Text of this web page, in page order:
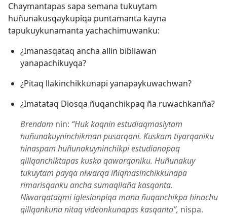
Chaymantapas sapa semana tukuytam
huñunakusqaykupiqa puntamanta kayna
tapukuykunamanta yachachimuwanku:
¿Imanasqataq ancha allin bibliawan
yanapachikuyqa?
¿Pitaq llakinchikkunapi yanapaykuwachwan?
¿Imatataq Diosqa ñuqanchikpaq ña ruwachkanña?
Brendam nin: “Huk kaqnin estudiaqmasiytam
huñunakuyninchikman pusarqani. Kuskam tiyarqaniku
hinaspam huñunakuyninchikpi estudianapaq
qillqanchiktapas kuska qawarqaniku. Huñunakuy
tukuytam payqa niwarqa iñiqmasinchikkunapa
rimarisqanku ancha sumaqllaña kasqanta.
Niwarqataqmi iglesianpiqa mana ñuqanchikpa hinachu
qillqankuna nitaq videonkunapas kasqanta”, nispa.